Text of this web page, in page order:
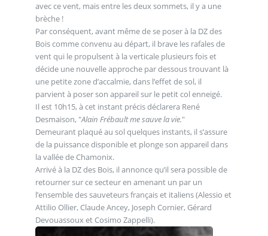
avec ce vent, mais entre les deux sommets, il y a une
brèche !
Par conséquent, avant même de se poser à la DZ des
Bois comme convenu au départ, il brave les rafales de
vent qui le propulsent à la verticale plusieurs fois et
décide une nouvelle approche par dessous trouvant là
une petite zone d’accalmie, dans l’effet de sol, il
parvient à poser son appareil sur le petit col enneigé.
Il est 10h15, à cet instant précis déclarera René
Desmaison, "Alain Frébault me sauve la vie."
Demeurant plaqué au sol quelques instants, il s’assure
de la puissance disponible et plonge son appareil dans
la vallée de Chamonix.
Arrivé à la DZ des Bois, il annonce qu’il sera possible de
retourner sur ce secteur en amenant un par un
l’ensemble des sauveteurs français et italiens (Alessio et
Attilio Ollier, Claude Ancey, Joseph Cornier, Gérard
Devouassoux et Cosimo Zappelli).